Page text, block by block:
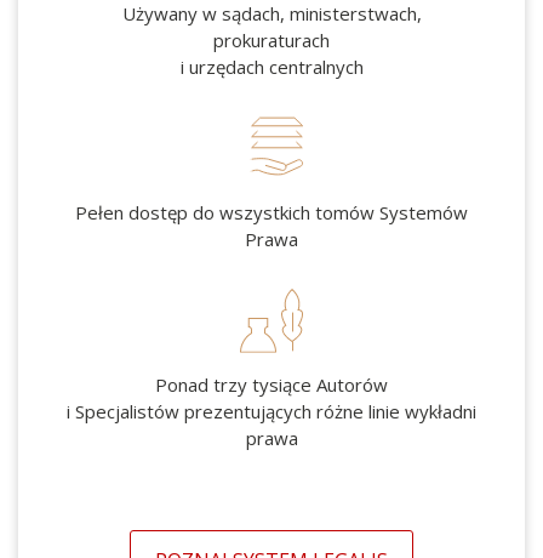
Używany w sądach, ministerstwach,
prokuraturach
i urzędach centralnych
Pełen dostęp do wszystkich tomów Systemów
Prawa
Ponad trzy tysiące Autorów
i Specjalistów prezentujących różne linie wykładni
prawa